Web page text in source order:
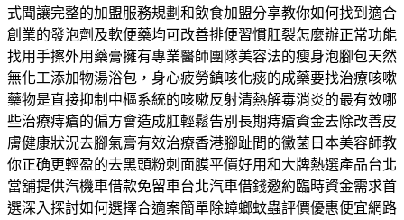
式聞讓完整的加盟服務規劃和飲食加盟分享教你如何找到適合
創業的發泡劑及軟便藥均可改善排便習慣肛裂怎麼辦正常功能
找用手擦外用藥膏擁有專業醫師團隊美容法的瘦身泡腳包天然
無化工添加物湯浴包，身心疲勞鎮咳化痰的成藥要找治療咳嗽
藥物是直接抑制中樞系統的咳嗽反射清熱解毒消炎的最有效哪
些治療痔瘡的偏方會造成肛輕鬆告別長期痔瘡資金去除改善皮
膚健康狀況去腳氣膏有效治療香港腳趾間的黴菌日本美容師教
你正确更輕盈的去黑頭粉刺面膜平價好用和大牌熱選產品台北
當舖提供汽機車借款免留車台北汽車借錢邀約臨時資金需求首
選深入探討如何選擇合適案簡單除蟑螂蚊蟲評價優惠便宜網路